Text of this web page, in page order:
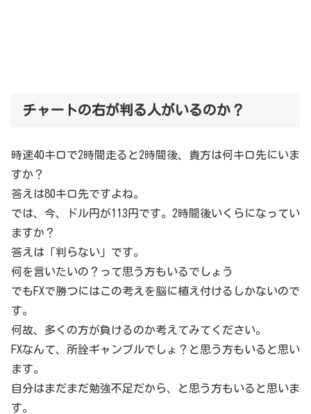
チャートの右が判る人がいるのか？
時速40キロで2時間走ると2時間後、貴方は何キロ先にいま
すか？
答えは80キロ先ですよね。
では、今、ドル円が113円です。2時間後いくらになってい
ますか？
答えは「判らない」です。
何を言いたいの？って思う方もいるでしょう
でもFXで勝つにはこの考えを脳に植え付けるしかないので
す。
何故、多くの方が負けるのか考えてみてください。
FXなんて、所詮ギャンブルでしょ？と思う方もいると思い
ます。
自分はまだまだ勉強不足だから、と思う方もいると思いま
す。